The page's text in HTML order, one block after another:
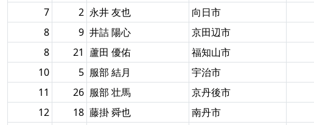
7
2 永井 友也 向日市
8
9 井詰 陽心 京田辺市
8
21 蘆田 優佑 福知山市
10
5 服部 結月 宇治市
11
26 服部 壮馬 京丹後市
12
18 藤掛 舜也 南丹市